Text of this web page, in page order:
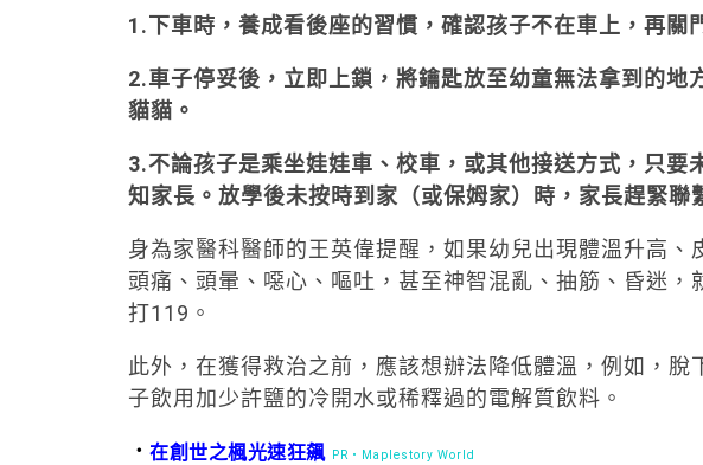
1.下車時，養成看後座的習慣，確認孩子不在車上，再關
2.車子停妥後，立即上鎖，將鑰匙放至幼童無法拿到的
貓貓。
3.不論孩子是乘坐娃娃車、校車，或其他接送方式，只要
知家長。放學後未按時到家（或保姆家）時，家長趕緊聯
身為家醫科醫師的王英偉提醒，如果幼兒出現體溫升高、
頭痛、頭暈、噁心、嘔吐，甚至神智混亂、抽筋、昏迷
打119。
此外，在獲得救治之前，應該想辦法降低體溫，例如，
子飲用加少許鹽的冷開水或稀釋過的電解質飲料。
．在創世之楓光速狂飆 PR・Maplestory World